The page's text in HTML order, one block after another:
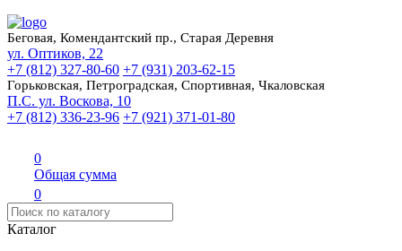
Беговая, Комендантский пр., Старая Деревня
ул. Оптиков, 22
+7 (812) 327-80-60 +7 (931) 203-62-15
Горьковская, Петроградская, Спортивная, Чкаловская
П.С. ул. Воскова, 10
+7 (812) 336-23-96 +7 (921) 371-01-80
0
Общая сумма
0
Каталог